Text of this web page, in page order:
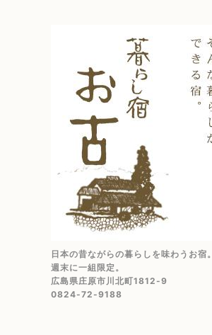
日本の昔ながらの暮らしを味わうお宿。
週末に一組限定。
広島県庄原市川北町1812-9
0824-72-9188